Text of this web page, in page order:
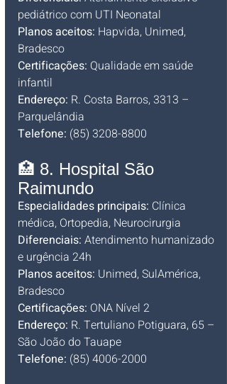
pediátrico com UTI Neonatal
Planos aceitos: Hapvida, Unimed,
Bradesco
Certificações: Qualidade em saúde
infantil
Endereço: R. Costa Barros, 3313 –
Parquelândia
Telefone: (85) 3208-8800
🏥 8. Hospital São
Raimundo
Especialidades principais: Clínica
médica, Ortopedia, Neurocirurgia
Diferenciais: Atendimento humanizado
e urgência 24h
Planos aceitos: Unimed, SulAmérica,
Bradesco
Certificações: ONA Nível 2
Endereço: R. Tertuliano Potiguara, 65 –
São João do Tauape
Telefone: (85) 4006-2000